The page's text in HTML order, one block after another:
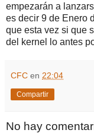
empezarán a
es decir 9 de Enero
que esta vez si que
del kernel lo antes
CFC en 22:04
Compartir
No hay